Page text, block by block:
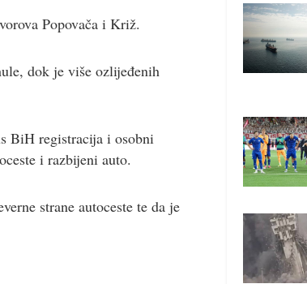
Popovača i Križ.
dok je više ozlijeđenih
BiH registracija i osobni
i razbijeni auto.
strane autoceste te da je